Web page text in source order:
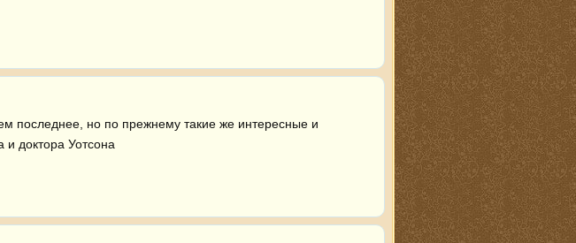
последнее, но по прежнему такие же интересные и
доктора Уотсона